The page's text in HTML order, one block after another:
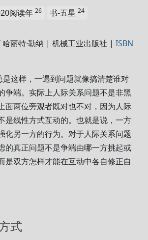
阅读年 26 书-五星 24
丽特·勒纳 | 机械工业出版社 | ISBN
这样，一遇到问题就像搞清楚谁对
争端。实际上人际关系问题不是非黑
面两位旁观者既对也不对，因为人际
是线性方式互动的。也就是说，一方
化另一方的行为。对于人际关系问题
的真正问题不是争端由哪一方挑起或
是双方怎样才能在互动中各自修正自
式